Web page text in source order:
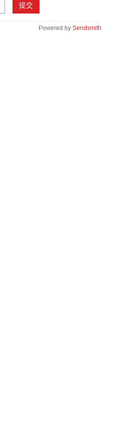
提交
Powered by Sendsmith